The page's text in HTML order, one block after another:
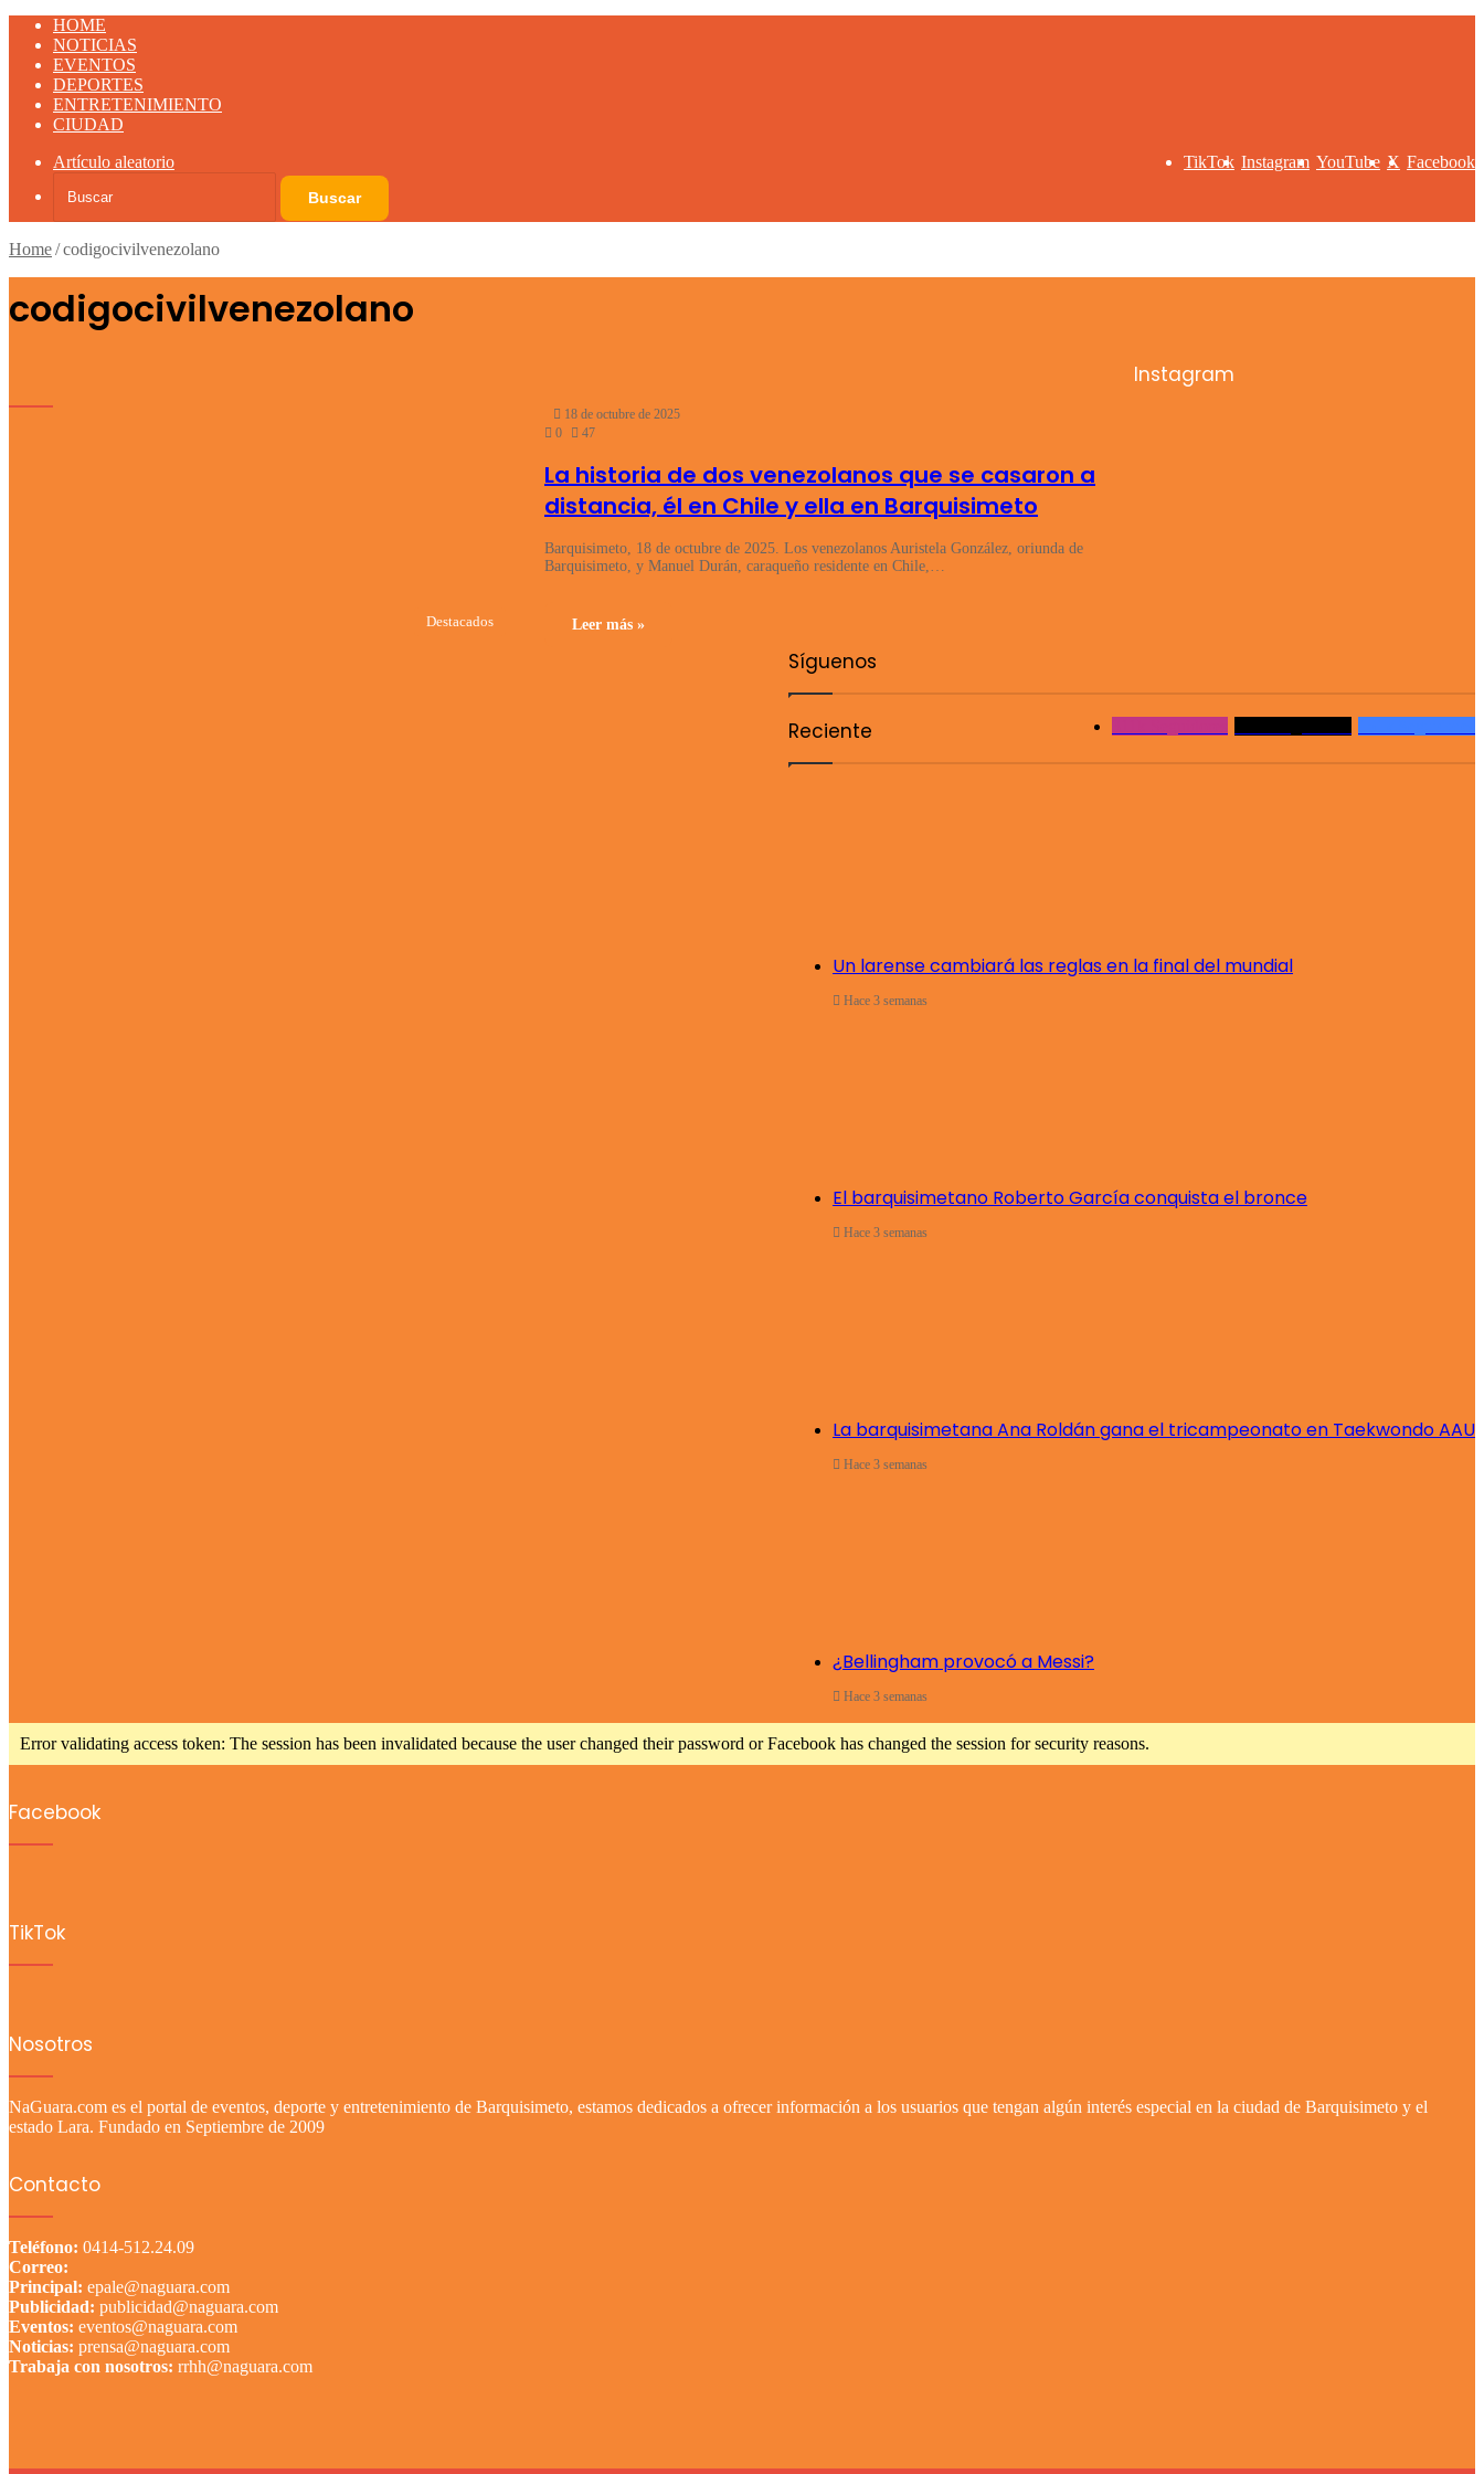
HOME
NOTICIAS
EVENTOS
DEPORTES
ENTRETENIMIENTO
CIUDAD
Facebook
X
YouTube
Instagram
TikTok
Artículo aleatorio
Buscar
Home/codigocivilvenezolano
codigocivilvenezolano
Destacados
18 de octubre de 2025
0
47
La historia de dos venezolanos que se casaron a
distancia, él en Chile y ella en Barquisimeto
Barquisimeto, 18 de octubre de 2025. Los venezolanos Auristela González, oriunda de
Barquisimeto, y Manuel Durán, caraqueño residente en Chile,…
Leer más »
Síguenos
Reciente
Un larense cambiará las reglas en la final del mundial
Hace 3 semanas
El barquisimetano Roberto García conquista el bronce
Hace 3 semanas
La barquisimetana Ana Roldán gana el tricampeonato en Taekwondo AAU
Hace 3 semanas
¿Bellingham provocó a Messi?
Hace 3 semanas
Instagram
Error validating access token: The session has been invalidated because the user changed their password or Facebook has changed the session for security reasons.
Facebook
TikTok
Nosotros
NaGuara.com es el portal de eventos, deporte y entretenimiento de Barquisimeto, estamos dedicados a ofrecer información a los usuarios que tengan algún interés especial en la ciudad de Barquisimeto y el
estado Lara. Fundado en Septiembre de 2009
Contacto
Teléfono: 0414-512.24.09
Correo:
Principal: epale@naguara.com
Publicidad: publicidad@naguara.com
Eventos: eventos@naguara.com
Noticias: prensa@naguara.com
Trabaja con nosotros: rrhh@naguara.com